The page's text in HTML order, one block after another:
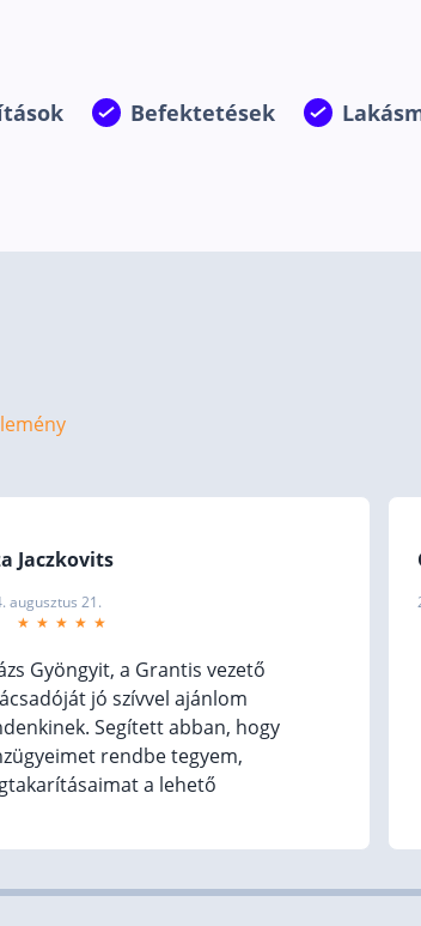
Befektetések
Jaczkovits
augusztus 21.
Gyöngyit, a Grantis vezető
jó szívvel ajánlom
Segített abban, hogy
rendbe tegyem,
a lehető
volt javaslata. Csak azt